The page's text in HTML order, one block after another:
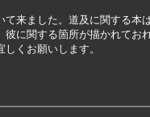
て来ました。道及に関する本
に関する箇所が描かれてお
くお願いします。